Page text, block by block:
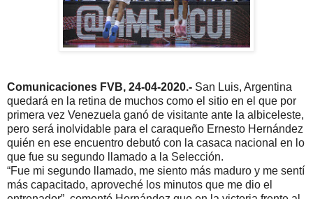
Comunicaciones FVB, 24-04-2020.- San Luis, Argentina
quedará en la retina de muchos como el sitio en el que por
primera vez Venezuela ganó de visitante ante la albiceleste,
pero será inolvidable para el caraqueño Ernesto Hernández
quién en ese encuentro debutó con la casaca nacional en lo
que fue su segundo llamado a la Selección.
“Fue mi segundo llamado, me siento más maduro y me sentí
más capacitado, aproveché los minutos que me dio el